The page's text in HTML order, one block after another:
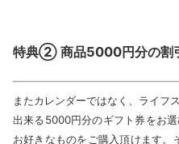
特典② 商品5000円分の割
またカレンダーではなく、ライフ
出来る5000円分のギフト券をお
お好きなものをご購入頂けます